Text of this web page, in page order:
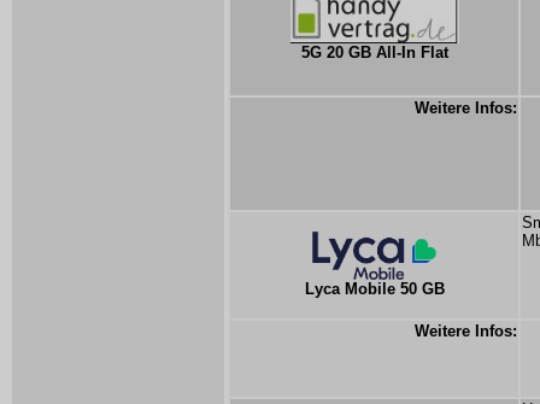
5G 20 GB All-In Flat
Weitere Infos:
Lyca Mobile 50 GB
Weitere Infos: